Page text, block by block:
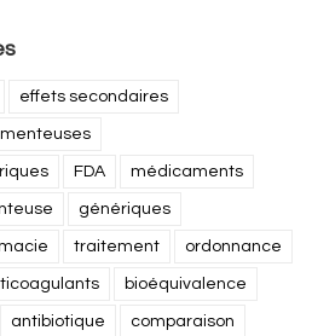
effets secondaires
FDA médicaments
génériques
traitement ordonnance
bioéquivalence
antibiotique comparaison